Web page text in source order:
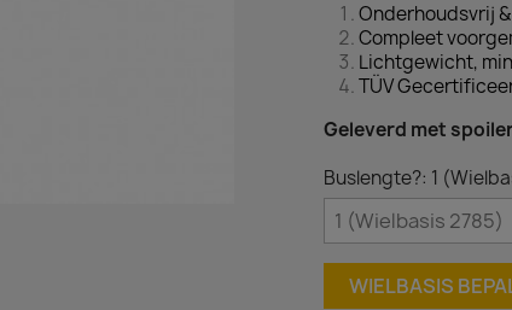
Onderhoudsvrij
Compleet
Lichtgewicht,
TÜV
Geleverd met
Buslengte?: 1
WIELBASIS